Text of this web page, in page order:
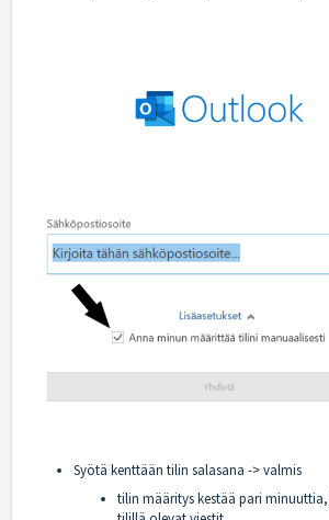
Syötä kenttään tilin salasana -> valmis
tilin määritys kestää pari